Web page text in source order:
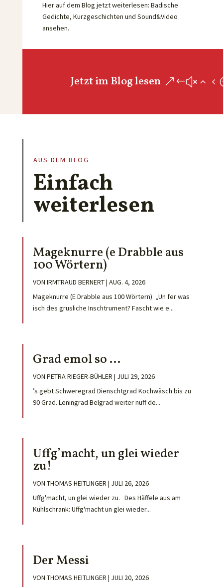
Hier auf dem Blog jetzt weiterlesen: Badische
Gedichte, Kurzgeschichten und Sound&Video
ansehen.
Jetzt im Blog lesen
AUS DEM BLOG
Einfach
weiterlesen
Mageknurre (e Drabble aus
100 Wörtern)
VON IRMTRAUD BERNERT| AUG. 4, 2026
Mageknurre (E Drabble aus 100 Wörtern) „Un fer was
isch des grusliche Inschtrument? Fascht wie e...
Grad emol so …
VON PETRA RIEGER-BÜHLER | JULI 29, 2026
’s gebt Schweregrad Dienschtgrad Kochwäsch bis zu
90 Grad. Leningrad Belgrad weiter nuff de...
Uffg’macht, un glei wieder
zu!
VON THOMAS HEITLINGER | JULI 26, 2026
Uffg'macht, un glei wieder zu. Des Häffele aus am
Kühlschrank: Uffg'macht un glei wieder...
Der Messi
VON THOMAS HEITLINGER | JULI 20, 2026